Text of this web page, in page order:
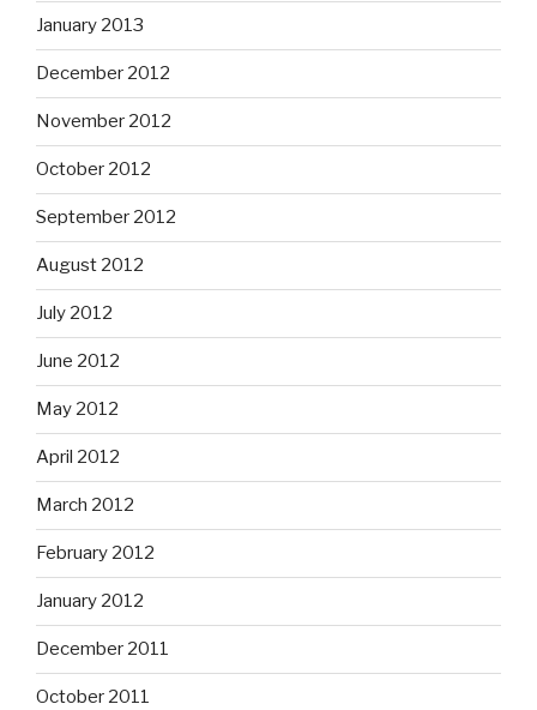
January 2013
December 2012
November 2012
October 2012
September 2012
August 2012
July 2012
June 2012
May 2012
April 2012
March 2012
February 2012
January 2012
December 2011
October 2011